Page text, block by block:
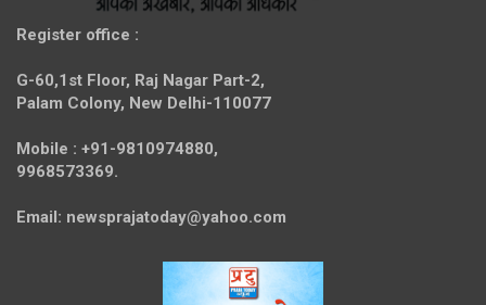
Register office :
G-60,1st Floor, Raj Nagar Part-2,
Palam Colony, New Delhi-110077
Mobile : +91-9810974880,
9968573369.
Email: newsprajatoday@yahoo.com